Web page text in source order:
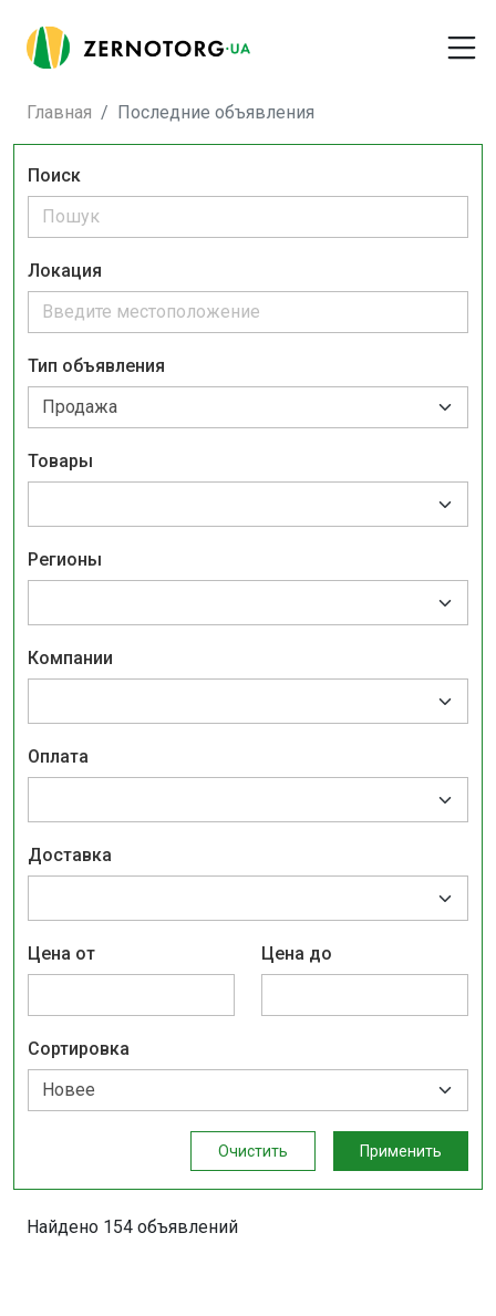
Главная Последние объявления
Поиск
Локация
Тип объявления
Товары
Регионы
Компании
Оплата
Доставка
Цена от Цена до
Сортировка
Очистить Применить
Найдено 154 объявлений